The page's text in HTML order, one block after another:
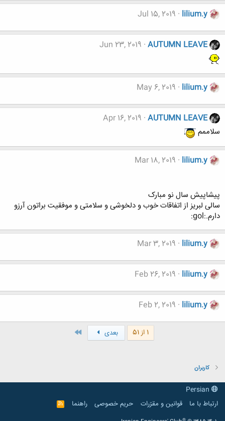
lilium.y
Jul 15, 2019
AUTUMN LEAVE
Jun 23, 2019
lilium.y
May 6, 2019
AUTUMN LEAVE
Apr 16, 2019
سلاممم
lilium.y
Mar 18, 2019
پیشاپیش سال نو مبارک
سالی لبریز از اتفاقات خوب و دلخوشی و سلامتی و موفقیت براتون آرزو
دارم.:gol:
lilium.y
Mar 3, 2019
lilium.y
Feb 26, 2019
lilium.y
Feb 2, 2019
1 از 51 بعدی
کاربران
ارتباط با ما
قوانین و مقرّرات حریم خصوصی راهنما
R
S